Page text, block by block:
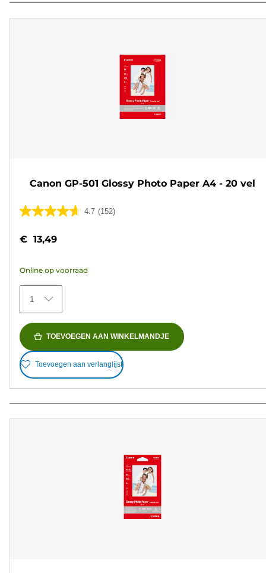
Canon GP-501 Glossy Photo Paper A4 - 20 vel
4.7 (152)
4.7
de
sterren.
152
beoordelingen
€ 13,49
Online op voorraad
1
TOEVOEGEN AAN WINKELMANDJE
Toevoegen aan verlanglijst